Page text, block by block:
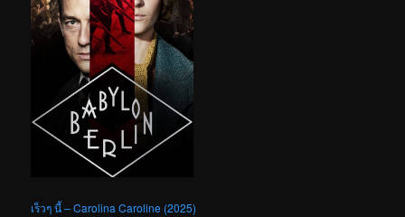
เร็วๆ นี้ – Carolina Caroline (2025)